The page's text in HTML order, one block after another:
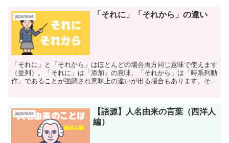
japanese 「それに」「それから」の違い
「それに」と「それから」はほとんどの場合両方同じ意味で使えます
（並列）。「それに」は「添加」の意味、「それから」は「時系列動
作」であることが強調され意味上の違いが出る場合もあります。そし
japanese
【語源】人名由来の言葉（西洋人
編）